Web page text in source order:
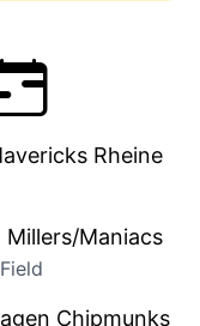
Rheine
Millers/Maniacs
Chipmunks